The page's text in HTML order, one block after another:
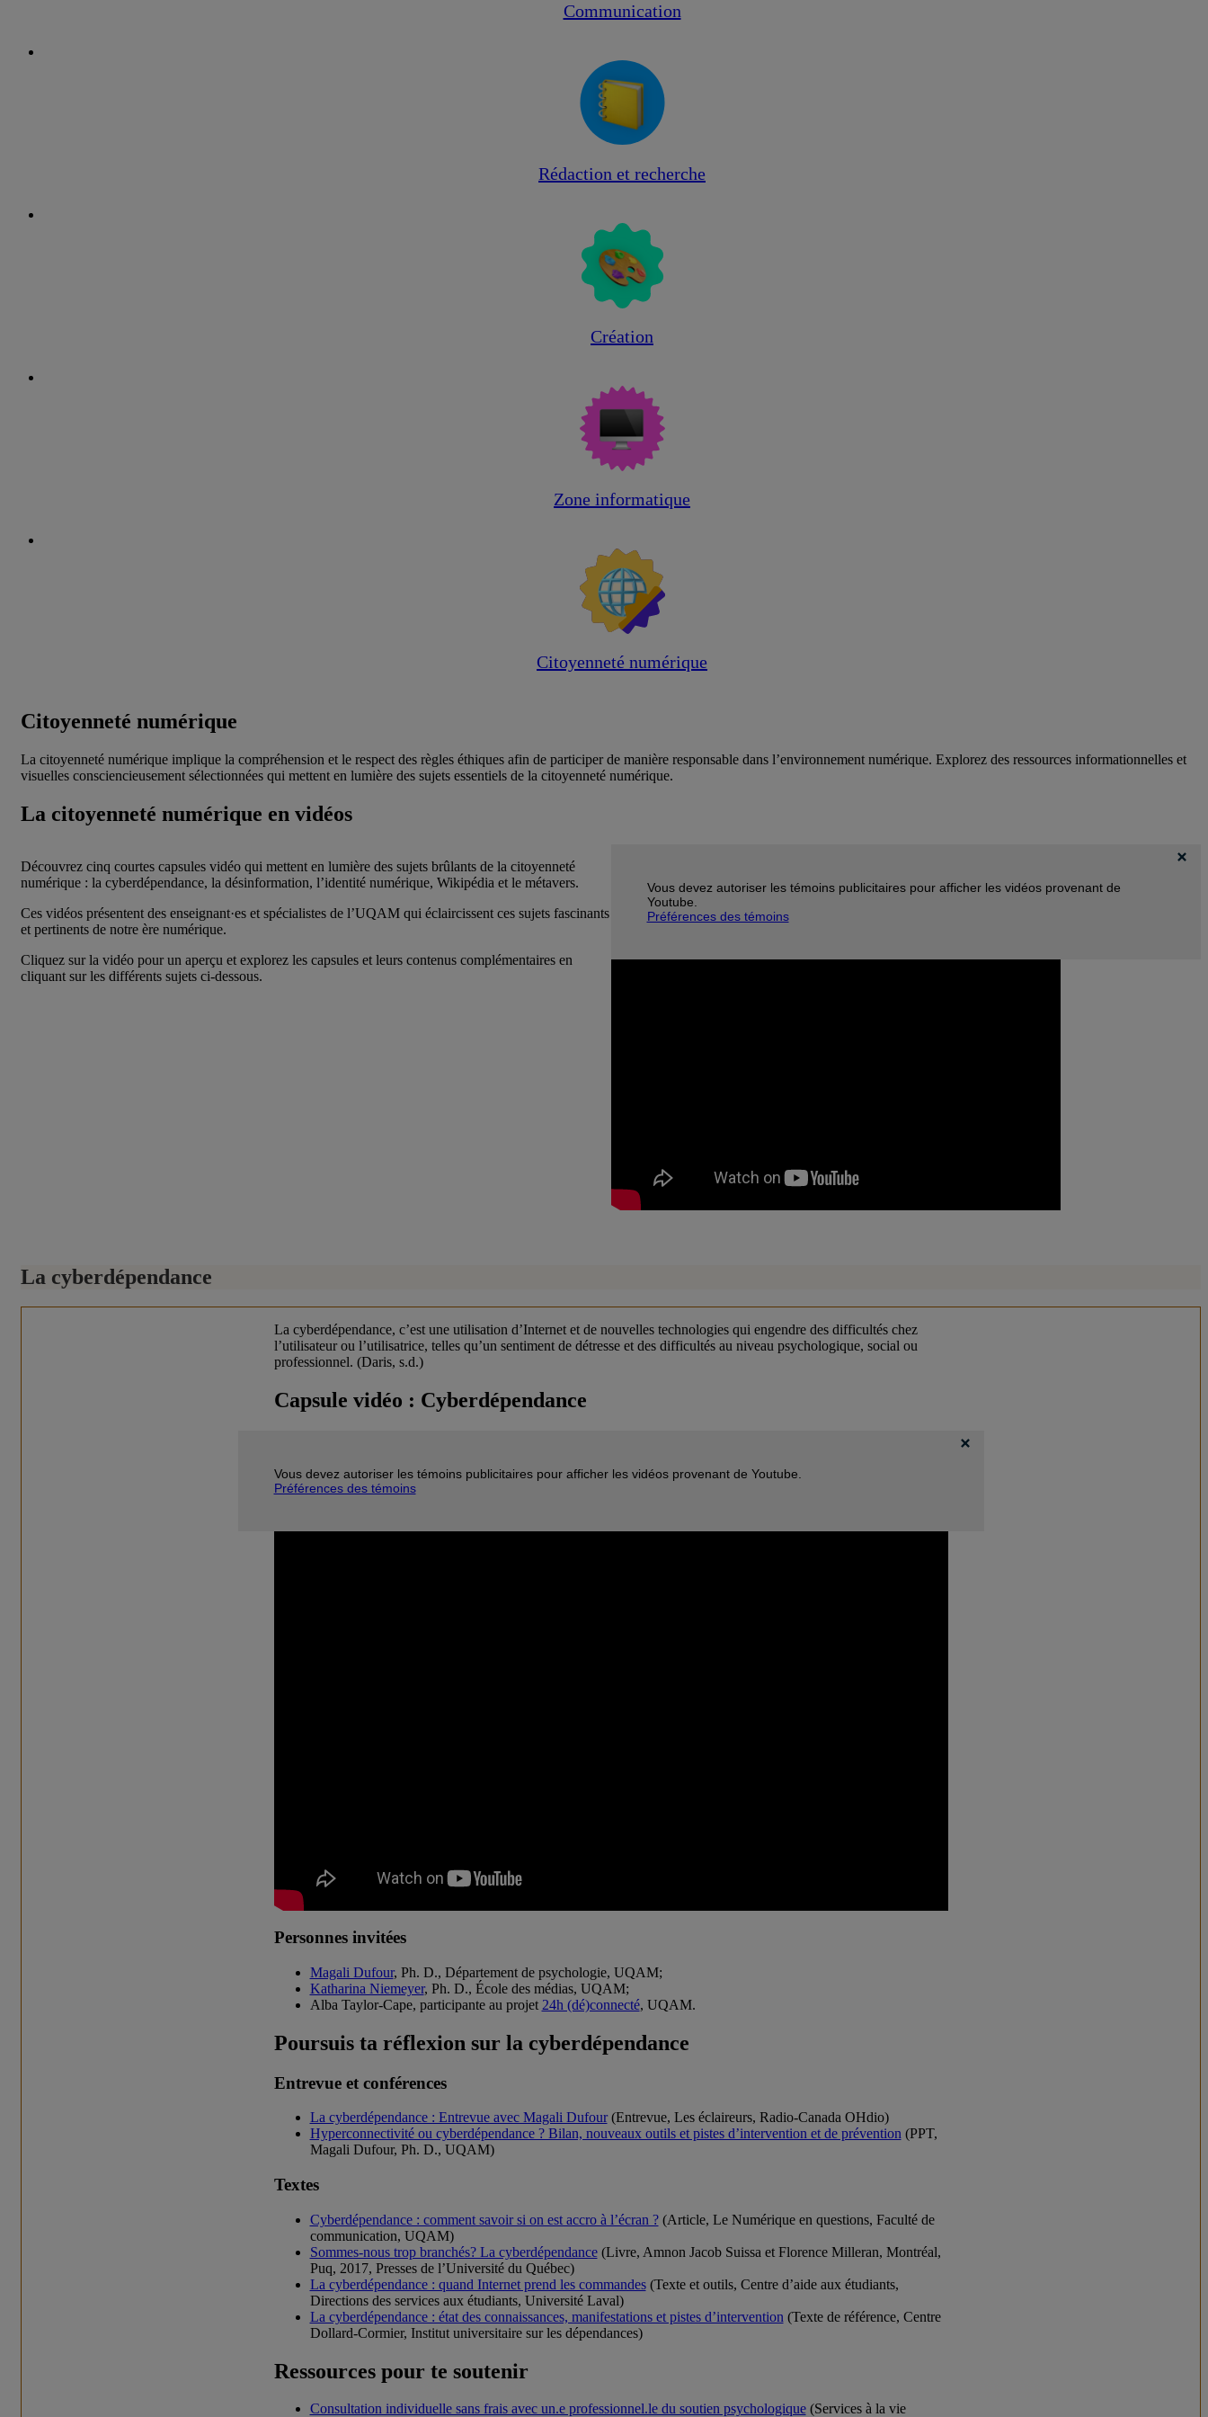
Communication
Rédaction et recherche
Création
Zone informatique
Citoyenneté numérique
Citoyenneté numérique
La citoyenneté numérique implique la compréhension et le respect des règles éthiques afin de participer de manière responsable dans l’environnement numérique. Explorez des ressources informationnelles et
visuelles consciencieusement sélectionnées qui mettent en lumière des sujets essentiels de la citoyenneté numérique.
La citoyenneté numérique en vidéos
Découvrez cinq courtes capsules vidéo qui mettent en lumière des sujets brûlants de la citoyenneté
numérique : la cyberdépendance, la désinformation, l’identité numérique, Wikipédia et le métavers.
Ces vidéos présentent des enseignant·es et spécialistes de l’UQAM qui éclaircissent ces sujets fascinants
et pertinents de notre ère numérique.
Cliquez sur la vidéo pour un aperçu et explorez les capsules et leurs contenus complémentaires en
cliquant sur les différents sujets ci-dessous.
Vous devez autoriser les témoins publicitaires pour afficher les vidéos provenant de
Youtube.
Préférences des témoins
La cyberdépendance
La cyberdépendance, c’est une utilisation d’Internet et de nouvelles technologies qui engendre des difficultés chez
l’utilisateur ou l’utilisatrice, telles qu’un sentiment de détresse et des difficultés au niveau psychologique, social ou
professionnel. (Daris, s.d.)
Capsule vidéo : Cyberdépendance
Vous devez autoriser les témoins publicitaires pour afficher les vidéos provenant de Youtube.
Préférences des témoins
Personnes invitées
Magali Dufour, Ph. D., Département de psychologie, UQAM;
Katharina Niemeyer, Ph. D., École des médias, UQAM;
Alba Taylor-Cape, participante au projet 24h (dé)connecté, UQAM.
Poursuis ta réflexion sur la cyberdépendance
Entrevue et conférences
La cyberdépendance : Entrevue avec Magali Dufour(Entrevue, Les éclaireurs, Radio-Canada OHdio)
Hyperconnectivité ou cyberdépendance ? Bilan, nouveaux outils et pistes d’intervention et de prévention (PPT,
Magali Dufour, Ph. D., UQAM)
Textes
Cyberdépendance : comment savoir si on est accro à l’écran ?(Article, Le Numérique en questions, Faculté de
communication, UQAM)
Sommes-nous trop branchés? La cyberdépendance(Livre, Amnon Jacob Suissa et Florence Milleran, Montréal,
Puq, 2017, Presses de l’Université du Québec)
La cyberdépendance : quand Internet prend les commandes(Texte et outils, Centre d’aide aux étudiants,
Directions des services aux étudiants, Université Laval)
La cyberdépendance : état des connaissances, manifestations et pistes d’intervention (Texte de référence, Centre
Dollard-Cormier, Institut universitaire sur les dépendances)
Ressources pour te soutenir
Consultation individuelle sans frais avec un.e professionnel.le du soutien psychologique(Services à la vie